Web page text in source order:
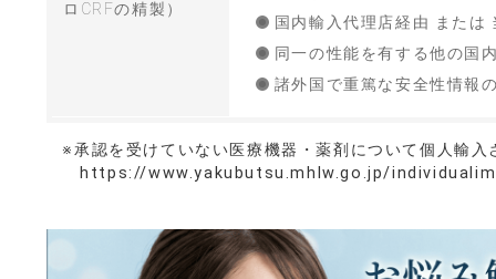
ロCRFの精製）
国内輸入代理店経由 または
同一の性能を有する他の国
諸外国で重篤な安全性情報
※承認を受けていない医療機器・薬剤について個人輸
https://www.yakubutsu.mhlw.go.jp/